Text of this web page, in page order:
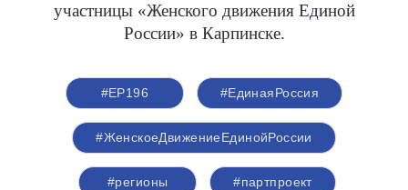
участницы «Женского движения Единой
России» в Карпинске.
#ЕР196 #‎ЕдинаяРоссия
#ЖенскоеДвижениеЕдинойРоссии
#регионы #партпроект